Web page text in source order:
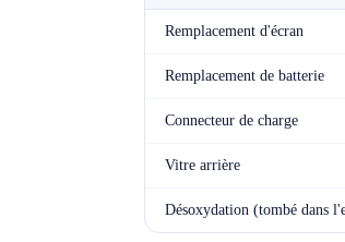
Remplacement d'écran
Remplacement de batterie
Connecteur de charge
Vitre arrière
Désoxydation (tombé dans